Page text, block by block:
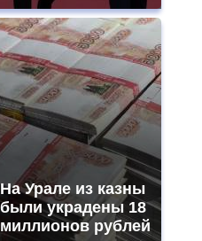
На Урале из казны
были украдены 18
миллионов рублей